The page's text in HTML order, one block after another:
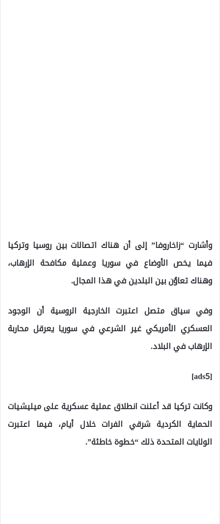
وأشارت “زاخاروفا” إلى أن هناك اتصالات بين روسيا وتركيا
فيما يخص الأوضاع في سوريا وعملية مكافحة الإرهاب،
وهناك تعاوُن بين البلدين في هذا المجال.
وفي سياق متصل اعتبرت الخارجية الروسية أن الوجود
العسكري الأمريكي غير الشرعي في سوريا يعرقل محاربة
الإرهاب في البلاد.
[ads5]
وكانت تركيا قد أعلنت انطلاق عملية عسكرية على ميليشيات
الحماية الكردية شرقي الفرات خلال أيام، فيما اعتبرت
الولايات المتحدة ذلك “خطوة خاطئة”.